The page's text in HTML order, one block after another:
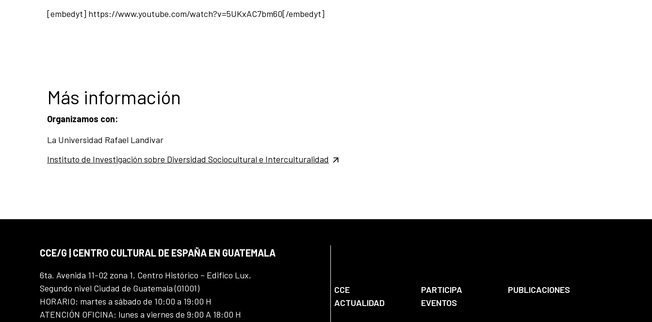
[embedyt] https://www.youtube.com/watch?v=5UKxAC7bm60[/embedyt]
Más información
Organizamos con:
La Universidad Rafael Landivar
Instituto de Investigación sobre Diversidad Sociocultural e Interculturalidad
CCE/G | CENTRO CULTURAL DE ESPAÑA EN GUATEMALA
6ta. Avenida 11-02 zona 1, Centro Histórico – Edifico Lux,
Segundo nivel Ciudad de Guatemala (01001)
HORARIO: martes a sábado de 10:00 a 19:00 H
ATENCIÓN OFICINA: lunes a viernes de 9:00 A 18:00 H
CCE PARTICIPA
PUBLICACIONES
ACTUALIDAD
EVENTOS